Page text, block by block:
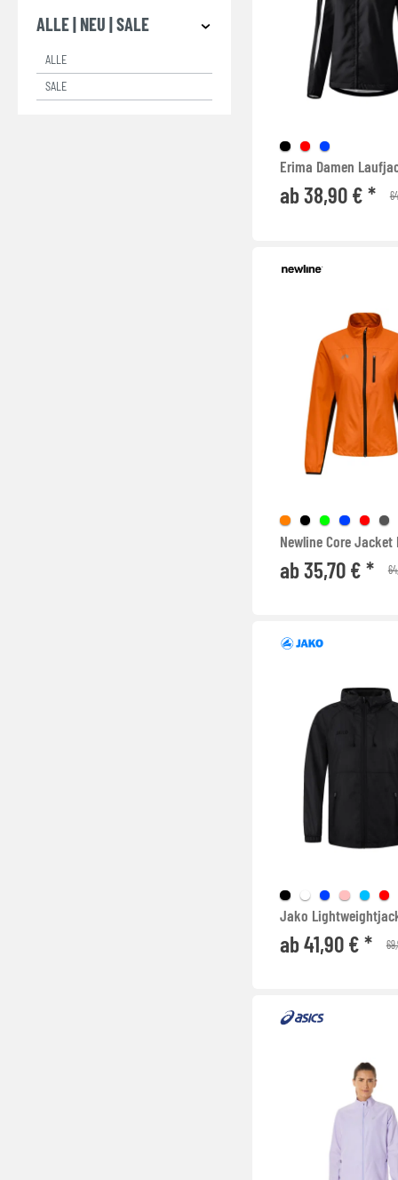
ALLE | NEU | SALE
ALLE
SALE
Erima Damen
ab 38,90 € *
Newline Core Jacket
ab 35,70 € *
Jako
ab 41,90 € *